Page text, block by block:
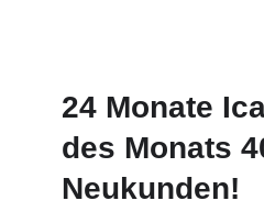
24 Monate
des Monats
Neukunden!